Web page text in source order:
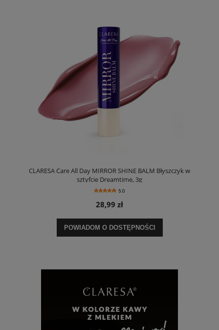
CLARESA Care All Day MIRROR SHINE BALM Błyszczyk w
sztyfcie Dreamtime, 3g
5.0
28,99 zł
POWIADOM O DOSTĘPNOŚCI